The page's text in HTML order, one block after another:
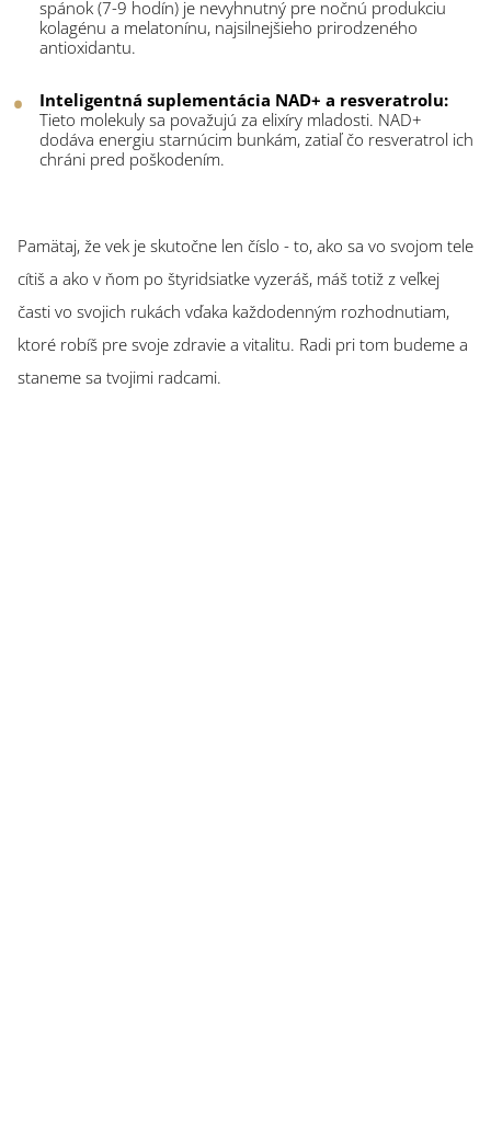
spánok (7-9 hodín) je nevyhnutný pre nočnú produkciu
kolagénu a melatonínu, najsilnejšieho prirodzeného
antioxidantu.
Inteligentná suplementácia NAD+ a resveratrolu:
Tieto molekuly sa považujú za elixíry mladosti. NAD+
dodáva energiu starnúcim bunkám, zatiaľ čo resveratrol ich
chráni pred poškodením.
Pamätaj, že vek je skutočne len číslo - to, ako sa vo svojom tele
cítiš a ako v ňom po štyridsiatke vyzeráš, máš totiž z veľkej
časti vo svojich rukách vďaka každodenným rozhodnutiam,
ktoré robíš pre svoje zdravie a vitalitu. Radi pri tom budeme a
staneme sa tvojimi radcami.